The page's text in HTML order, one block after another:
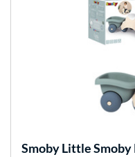
SmobyLittle Smoby